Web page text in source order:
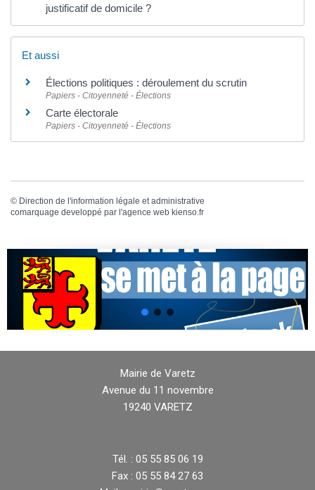
justificatif de domicile ?
Et aussi
Élections politiques : déroulement du scrutin
Papiers - Citoyenneté - Élections
Carte électorale
Papiers - Citoyenneté - Élections
© Direction de l'information légale et administrative
comarquage developpé par l'agence web kienso.fr
Mairie de Varetz
Avenue du 11 novembre
19240 VARETZ
Tél. : 05 55 85 06 19
Fax : 05 55 84 27 63